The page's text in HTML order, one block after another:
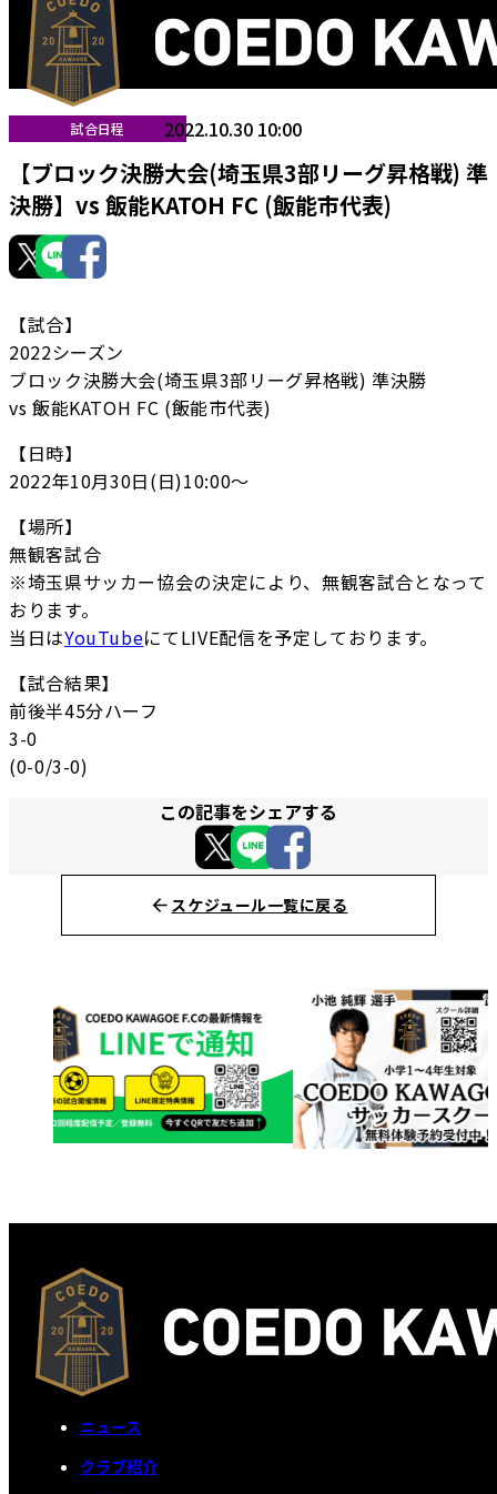
試合日程 2022.10.30 10:00
【ブロック決勝大会(埼玉県3部リーグ昇格戦) 準
決勝】vs 飯能KATOH FC (飯能市代表)
【試合】
2022シーズン
ブロック決勝大会(埼玉県3部リーグ昇格戦) 準決勝
vs 飯能KATOH FC (飯能市代表)
【日時】
2022年10月30日(日)10:00〜
【場所】
無観客試合
※埼玉県サッカー協会の決定により、無観客試合となって
おります。
当日はYouTubeにてLIVE配信を予定しております。
【試合結果】
前後半45分ハーフ
3-0
(0-0/3-0)
この記事をシェアする
スケジュール一覧に戻る
ニュース
クラブ紹介